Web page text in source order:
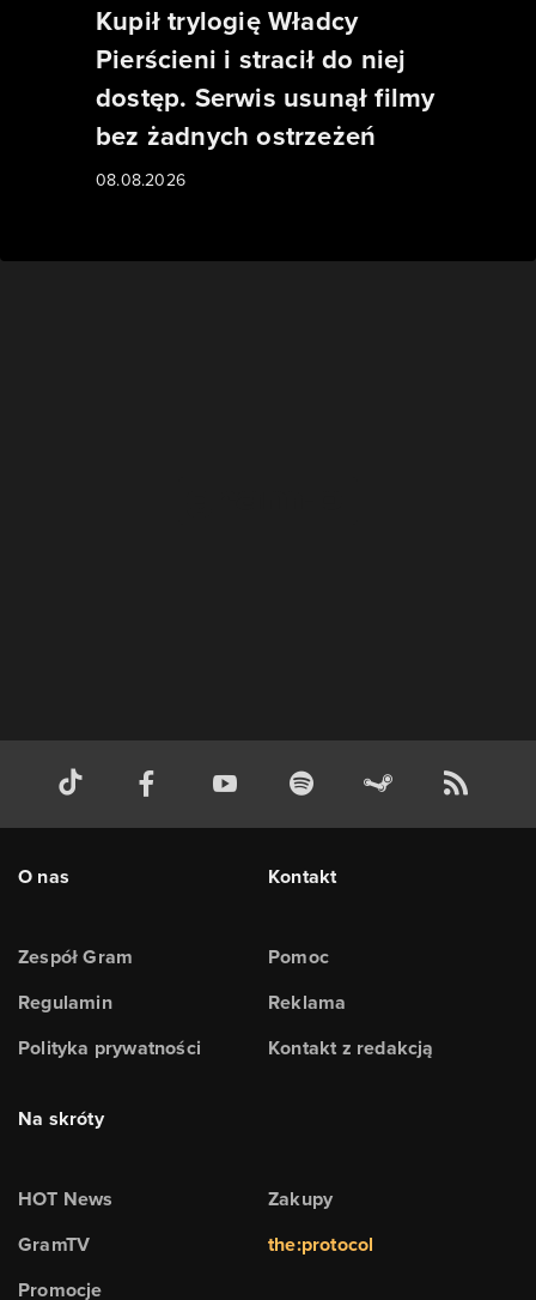
Kupił trylogię Władcy
Pierścieni i stracił do niej
dostęp. Serwis usunął filmy
bez żadnych ostrzeżeń
08.08.2026
O nas
Zespół Gram
Regulamin
Polityka prywatności
Kontakt
Pomoc
Reklama
Kontakt z redakcją
Na skróty
HOT News
GramTV
Promocje
Zakupy
the:protocol